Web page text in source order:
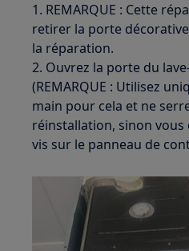
1. REMARQUE : Cette
retirer la porte
la réparation.
2. Ouvrez la porte du
(REMARQUE : Utilisez
main pour cela et ne
réinstallation, sinon vous
vis sur le panneau de